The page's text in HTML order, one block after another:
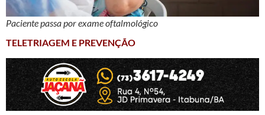
Paciente passa por exame oftalmológico
TELETRIAGEM E PREVENÇÃO